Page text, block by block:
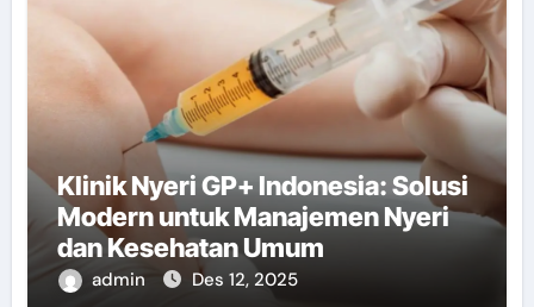
Klinik Nyeri GP+ Indonesia: Solusi
Modern untuk Manajemen Nyeri
dan Kesehatan Umum
admin Des 12, 2025